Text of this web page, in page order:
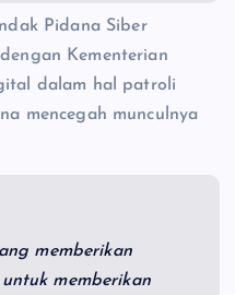
Pidana Siber
Kementerian
dalam hal patroli
mencegah munculnya
memberikan
memberikan